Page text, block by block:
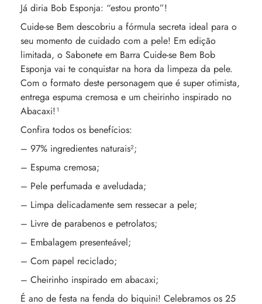
Já diria Bob Esponja: “estou pronto”!
Cuide-se Bem descobriu a fórmula secreta ideal para o
seu momento de cuidado com a pele! Em edição
limitada, o Sabonete em Barra Cuide-se Bem Bob
Esponja vai te conquistar na hora da limpeza da pele.
Com o formato deste personagem que é super otimista,
entrega espuma cremosa e um cheirinho inspirado no
Abacaxi!¹
Confira todos os benefícios:
– 97% ingredientes naturais²;
– Espuma cremosa;
– Pele perfumada e aveludada;
– Limpa delicadamente sem ressecar a pele;
– Livre de parabenos e petrolatos;
– Embalagem presenteável;
– Com papel reciclado;
– Cheirinho inspirado em abacaxi;
É ano de festa na fenda do biquini! Celebramos os 25